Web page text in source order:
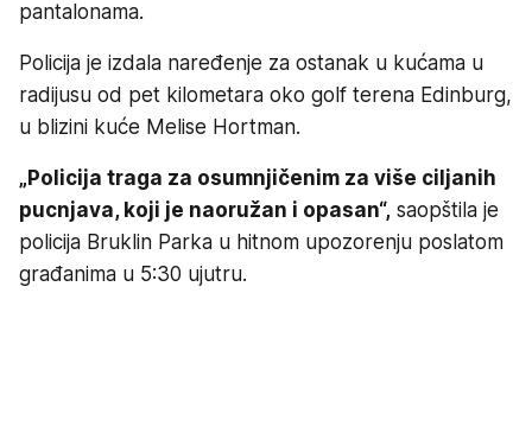
pantalonama.
Policija je izdala naređenje za ostanak u kućama u
radijusu od pet kilometara oko golf terena Edinburg,
u blizini kuće Melise Hortman.
„Policija traga za osumnjičenim za više ciljanih
pucnjava, koji je naoružan i opasan“, saopštila je
policija Bruklin Parka u hitnom upozorenju poslatom
građanima u 5:30 ujutru.